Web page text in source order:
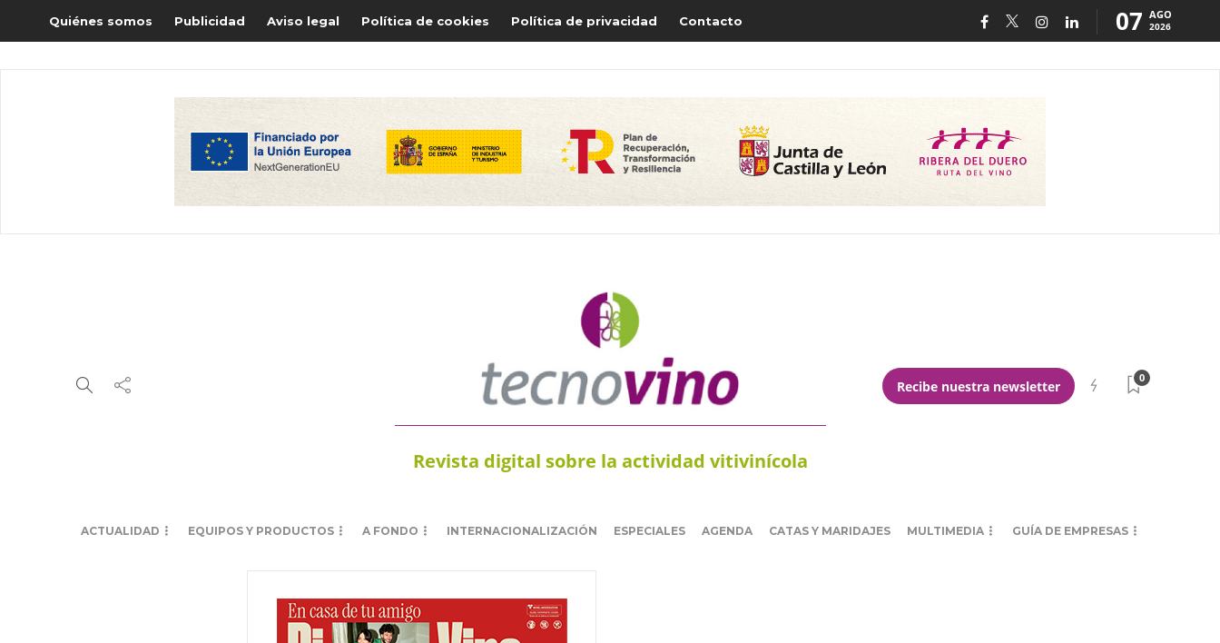
Quiénes somos Publicidad Aviso legal Política de cookies Política de privacidad Contacto 07 AGO
2026
Revista digital sobre la actividad vitivinícola
Recibe nuestra newsletter
0
ACTUALIDAD EQUIPOS Y PRODUCTOS A FONDO INTERNACIONALIZACIÓN ESPECIALES AGENDA CATAS Y MARIDAJES MULTIMEDIA GUÍA DE EMPRESAS